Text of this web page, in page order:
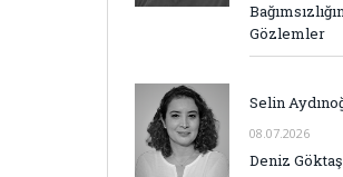
Gözlemler
Selin
08.07.2026
Deniz